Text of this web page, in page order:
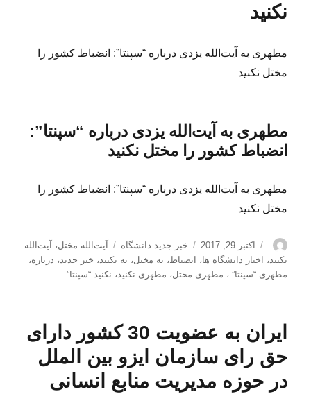
نکنید
مطهری به آیت‌الله یزدی درباره “سپنتا”: انضباط کشور را
مختل نکنید
مطهری به آیت‌الله یزدی درباره “سپنتا”:
انضباط کشور را مختل نکنید
مطهری به آیت‌الله یزدی درباره “سپنتا”: انضباط کشور را
مختل نکنید
نویسنده
ارسال
شده
در
اکتبر 29, 2017 دسته‌ها
خبر جدید دانشگاه برچسب‌ها
آیت‌الله مختل،
آیت‌الله
نکنید، اخبار دانشگاه ها، انضباط، به مختل، به نکنید، خبر جدید، درباره،
مطهری “سپنتا”:، مطهری مختل، مطهری نکنید، نکنید “سپنتا”:
ایران به عضویت 30 کشور دارای
حق رای سازمان ایزو بین الملل
در حوزه مدیریت منابع انسانی